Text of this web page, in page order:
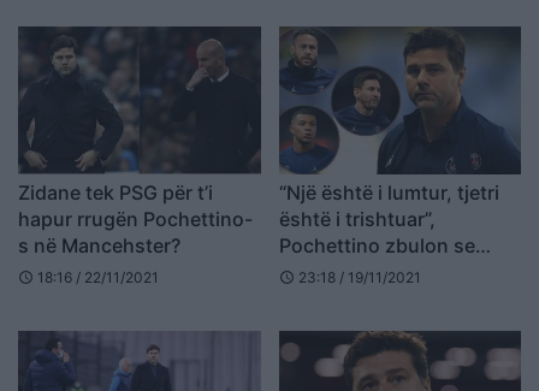
Zidane tek PSG për t’i
hapur rrugën Pochettino-
s në Mancehster?
schedule 18:16 / 22/11/2021
“Një është i lumtur, tjetri
është i trishtuar”,
Pochettino zbulon se
“nuk është e lehtë” të
schedule 23:18 / 19/11/2021